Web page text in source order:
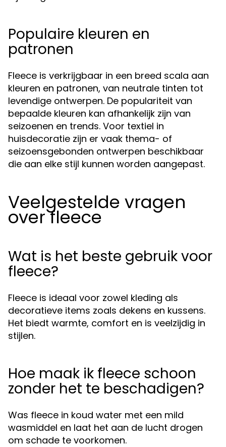
Populaire kleuren en
patronen
Fleece is verkrijgbaar in een breed scala aan
kleuren en patronen, van neutrale tinten tot
levendige ontwerpen. De populariteit van
bepaalde kleuren kan afhankelijk zijn van
seizoenen en trends. Voor textiel in
huisdecoratie zijn er vaak thema- of
seizoensgebonden ontwerpen beschikbaar
die aan elke stijl kunnen worden aangepast.
Veelgestelde vragen
over fleece
Wat is het beste gebruik voor
fleece?
Fleece is ideaal voor zowel kleding als
decoratieve items zoals dekens en kussens.
Het biedt warmte, comfort en is veelzijdig in
stijlen.
Hoe maak ik fleece schoon
zonder het te beschadigen?
Was fleece in koud water met een mild
wasmiddel en laat het aan de lucht drogen
om schade te voorkomen.